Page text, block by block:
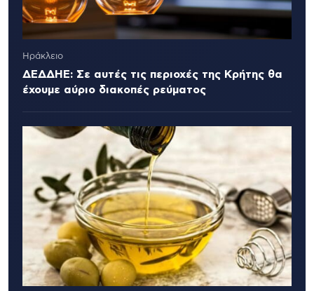
Ηράκλειο
ΔΕΔΔΗΕ: Σε αυτές τις περιοχές της Κρήτης θα
έχουμε αύριο διακοπές ρεύματος